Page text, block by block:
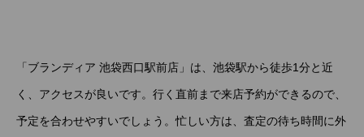
「ブランディア 池袋西口駅前店」は、池袋駅から徒歩1分と近
く、アクセスが良いです。行く直前まで来店予約ができるので、
予定を合わせやすいでしょう。忙しい方は、査定の待ち時間に外